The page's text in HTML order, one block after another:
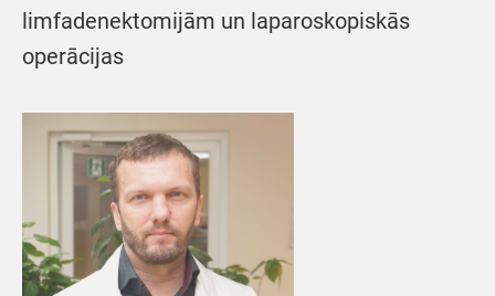
limfadenektomijām un laparoskopiskās
operācijas